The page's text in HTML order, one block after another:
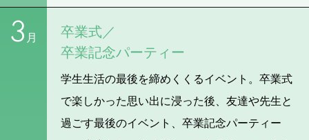
3 月
卒業式／
卒業記念パーティー
学生生活の最後を締めくくるイベント。卒業式
で楽しかった思い出に浸った後、友達や先生と
過ごす最後のイベント、卒業記念パーティー